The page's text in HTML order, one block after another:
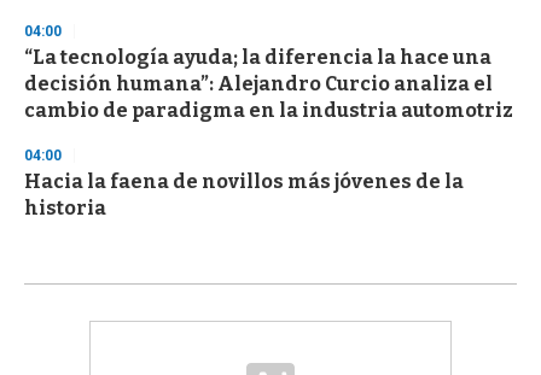
04:00
“La tecnología ayuda; la diferencia la hace una
decisión humana”: Alejandro Curcio analiza el
cambio de paradigma en la industria automotriz
04:00
Hacia la faena de novillos más jóvenes de la
historia